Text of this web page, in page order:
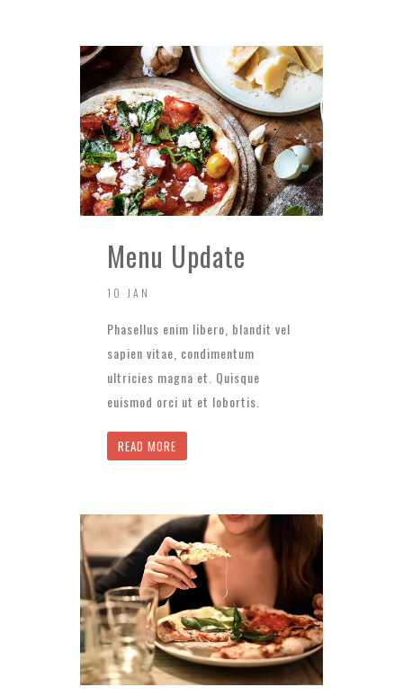
Menu Update
10 JAN
Phasellus enim libero, blandit vel
sapien vitae, condimentum
ultricies magna et. Quisque
euismod orci ut et lobortis.
READ MORE